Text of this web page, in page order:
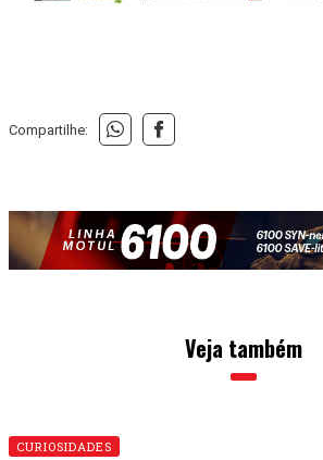
Compartilhe:
Veja também
CURIOSIDADES